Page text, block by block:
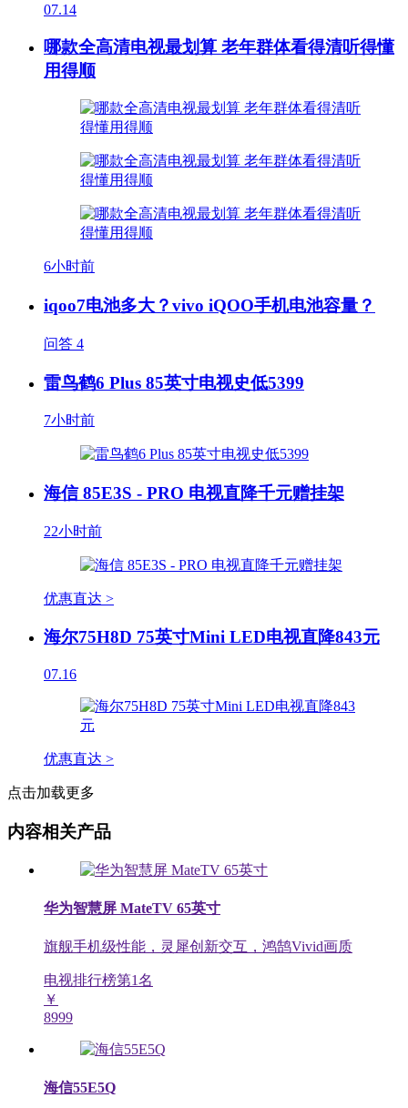
07.14
哪款全高清电视最划算 老年群体看得清听得懂
用得顺
6小时前
iqoo7电池多大？vivo iQOO手机电池容量？
问答 4
雷鸟鹤6 Plus 85英寸电视史低5399
7小时前
海信 85E3S - PRO 电视直降千元赠挂架
22小时前
优惠直达 >
海尔75H8D 75英寸Mini LED电视直降843元
07.16
优惠直达 >
点击加载更多
内容相关产品
华为智慧屏 MateTV 65英寸
旗舰手机级性能，灵犀创新交互，鸿鹄Vivid画质
电视排行榜第1名
￥
8999
海信55E5Q